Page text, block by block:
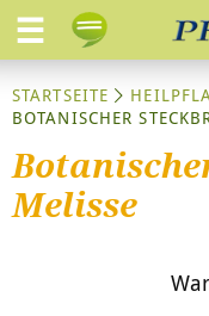
STARTSEITE
BOTANISCHER
Melisse